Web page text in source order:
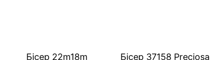
Бісер 22m18m
Бісер 37158 Preсiosa